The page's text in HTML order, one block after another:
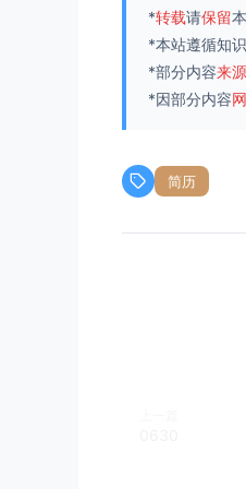
*转载请保留
*本站遵循知
*部分内容来
*因部分内容
简历